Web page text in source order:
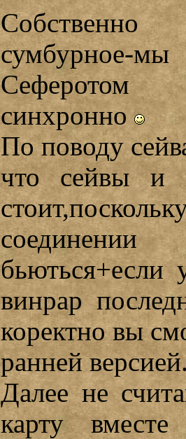
Сеферотом
синхронно
По поводу
что сейвы и
винрар
коректно вы
ранней
Далее не
карту